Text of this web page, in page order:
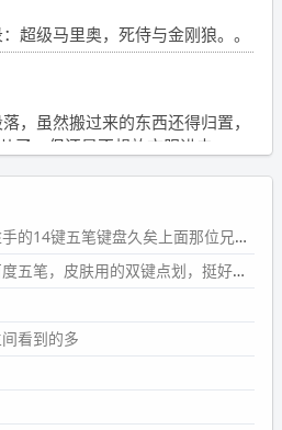
超级马里奥，死侍与金刚狼。。
，虽然搬过来的东西还得归置，
了，但还是不想放衣服进去。
整理一次？？碎雨集_沉冰浮水_
tag/%E7%A2%8E%E9%9
我也是触宝以后苦于没有趁手的14键五笔键盘久矣上面那位兄台用的百度双键点划布局我也用过很久，那个皮肤做得很粗糙，个别键位的触发区域是错位的，快速打字时很容易出错，修改它的皮肤文件校正后勉强能用，但早年出的皮肤分辨率太低，实在谈不上美观。百度小米定制版的商店里有一个"小黑板"皮肤还不错(百度官方输入法商店里没有)，但那个风格我不喜欢这两天找到了一个叫"森林集"的公众号，开发了海量的皮肤，很多都有14键版本，付费但很便宜，几块钱，终于有自己满意的输入法了搜了一下，这个工作室还是百度的官方合作伙伴，不知道为什么14键作品都不在官方商店上架，难道是百度官方在刻意放弃14键？
我电脑小狼毫，安卓手机百度五笔，皮肤用的双键点划，挺好的。
看到的多